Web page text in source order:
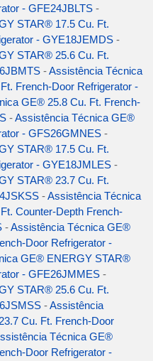
- GFE24JBLTS -
STAR® 17.5 Cu. Ft.
- GYE18JEMDS -
STAR® 25.6 Cu. Ft.
-Assistência Técnica
French-Door Refrigerator -
GE® 25.8 Cu. Ft. French-
-Assistência Técnica GE®
- GFS26GMNES -
STAR® 17.5 Cu. Ft.
- GYE18JMLES -
STAR® 23.7 Cu. Ft.
-Assistência Técnica
Counter-Depth French-
-Assistência Técnica GE®
Door Refrigerator -
GE® ENERGY STAR®
- GFE26JMMES -
STAR® 25.6 Cu. Ft.
-Assistência
Cu. Ft. French-Door
Técnica GE®
Door Refrigerator -